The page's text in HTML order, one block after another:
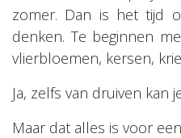
zomer. Dan is het tijd
denken. Te beginnen
vlierbloemen, kersen,
Ja, zelfs van druiven kan
Maar dat alles is voor